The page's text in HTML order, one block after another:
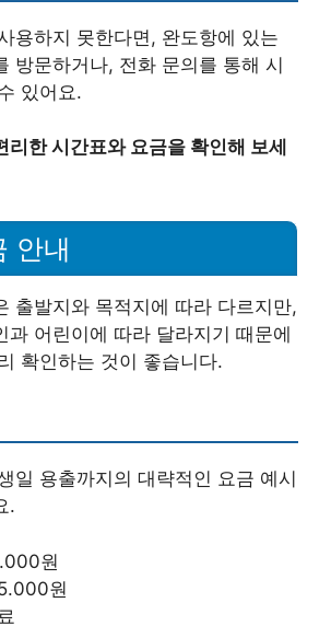
용하지 못한다면, 완도항에 있는
방문하거나, 전화 문의를 통해 시
있어요.
리한 시간표와 요금을 확인해 보세
안내
출발지와 목적지에 따라 다르지만,
과 어린이에 따라 달라지기 때문에
확인하는 것이 좋습니다.
일 용출까지의 대략적인 요금 예시
.
원
원